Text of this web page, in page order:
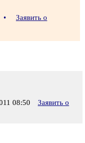
•
Заявить о
08:50
Заявить о